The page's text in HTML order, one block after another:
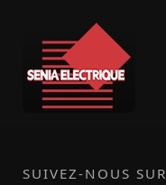
SUIVEZ-NOUS SUR